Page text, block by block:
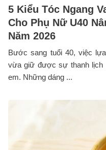
5 Kiểu Tóc Ngang
Cho Phụ Nữ U40
Năm 2026
Bước sang tuổi 40, việc
vừa giữ được sự thanh lịch
em. Những dáng ...